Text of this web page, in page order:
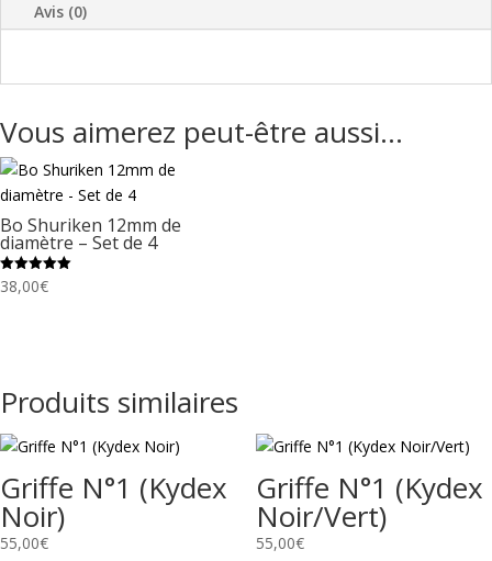
Avis (0)
Vous aimerez peut-être aussi…
Bo Shuriken 12mm de
diamètre – Set de 4
Note
5.00
38,00€
Produits similaires
Griffe N°1 (Kydex
Noir)
55,00€
Griffe N°1 (Kydex
Noir/Vert)
55,00€